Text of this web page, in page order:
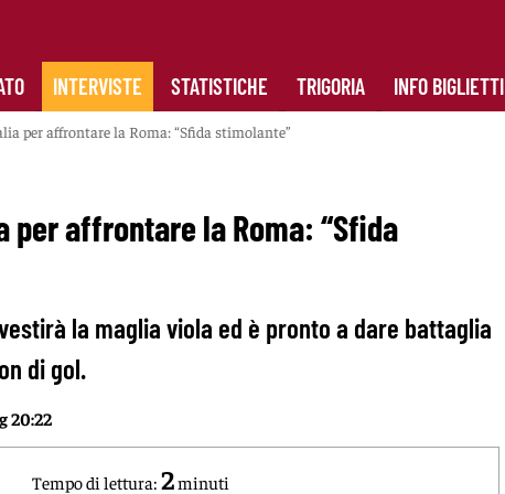
INTERVISTE STATISTICHE TRIGORIA INFO BIGLIETTI
per affrontare la Roma: “Sfida stimolante”
per affrontare la Roma: “Sfida
la maglia viola ed è pronto a dare battaglia
di gol.
20:22
Tempo di lettura: 2minuti